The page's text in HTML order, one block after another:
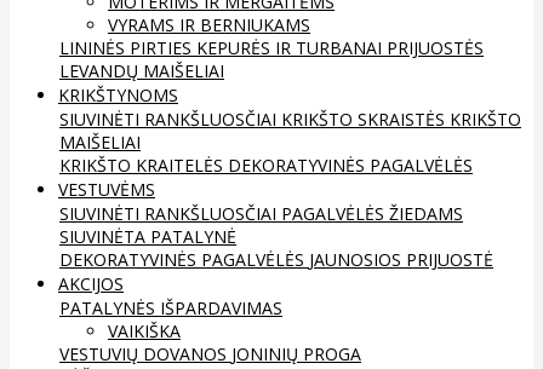
VYRAMS IR BERNIUKAMS
LININĖS PIRTIES KEPURĖS IR TURBANAI PRIJUOSTĖS
LEVANDŲ MAIŠELIAI
KRIKŠTYNOMS
SIUVINĖTI RANKŠLUOSČIAI KRIKŠTO SKRAISTĖS KRIKŠTO
MAIŠELIAI
KRIKŠTO KRAITELĖS DEKORATYVINĖS PAGALVĖLĖS
VESTUVĖMS
SIUVINĖTI RANKŠLUOSČIAI PAGALVĖLĖS ŽIEDAMS
SIUVINĖTA PATALYNĖ
DEKORATYVINĖS PAGALVĖLĖS JAUNOSIOS PRIJUOSTĖ
AKCIJOS
PATALYNĖS IŠPARDAVIMAS
VAIKIŠKA
VESTUVIŲ DOVANOS JONINIŲ PROGA